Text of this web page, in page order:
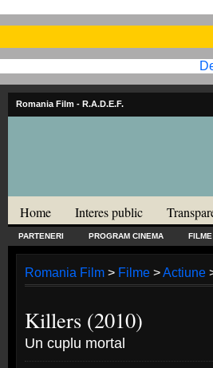
Romania Film - R.A.D.E.F.
Home Interes public
PARTENERI PROGRAM CINEMA FILME
Romania Film> Filme>Actiune
Killers (2010)
Un cuplu mortal